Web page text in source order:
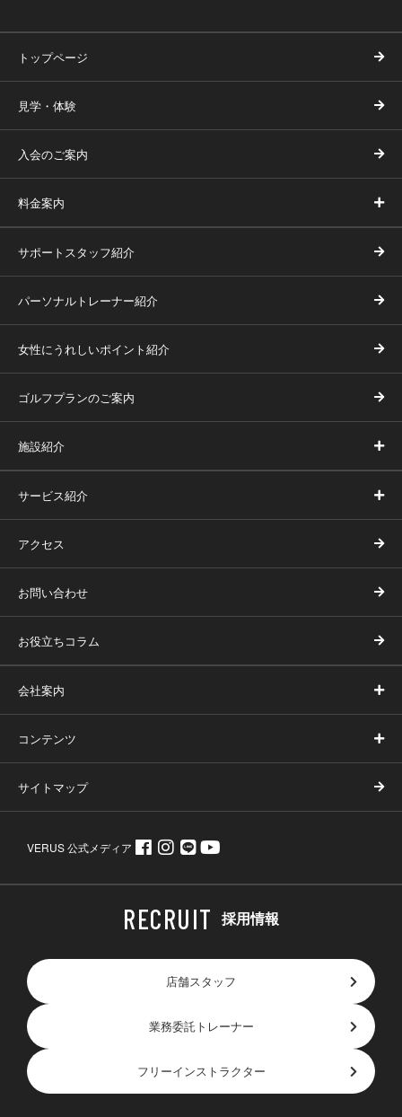
トップページ
見学・体験
入会のご案内
料金案内
サポートスタッフ紹介
パーソナルトレーナー紹介
女性にうれしいポイント紹介
ゴルフプランのご案内
施設紹介
サービス紹介
アクセス
お問い合わせ
お役立ちコラム
会社案内
コンテンツ
サイトマップ
VERUS 公式メディア
採用情報
店舗スタッフ
業務委託トレーナー
フリーインストラクター